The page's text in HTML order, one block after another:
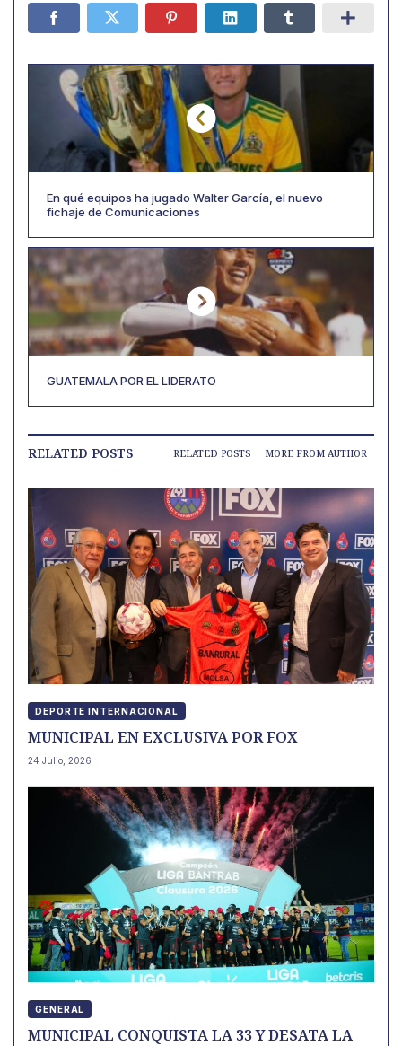
En qué equipos ha jugado Walter García, el nuevo
fichaje de Comunicaciones
GUATEMALA POR EL LIDERATO
RELATED POSTS RELATED POSTS MORE FROM AUTHOR
DEPORTE INTERNACIONAL
MUNICIPAL EN EXCLUSIVA POR FOX
24 Julio, 2026
GENERAL
MUNICIPAL CONQUISTA LA 33 Y DESATA LA